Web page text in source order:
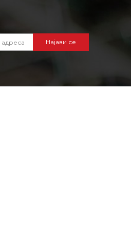
Најави се